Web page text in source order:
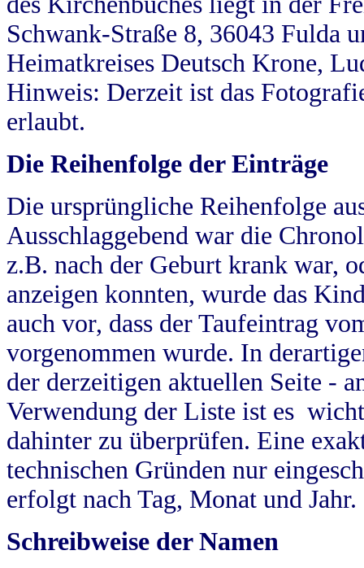
Schwank-Straße 8, 36043 Fulda
Heimatkreises Deutsch Krone,
Hinweis: Derzeit ist das
erlaubt.
Die Reihenfolge der Einträge
Die ursprüngliche Reihenfolge
Ausschlaggebend war die
z.B. nach der Geburt krank war,
anzeigen konnten, wurde das
auch vor, dass der Taufeintrag
vorgenommen wurde. In
der derzeitigen aktuellen Seite -
Verwendung der Liste ist es
dahinter zu überprüfen. Eine
technischen Gründen nur
erfolgt nach Tag, Monat und Jahr.
Schreibweise der Namen